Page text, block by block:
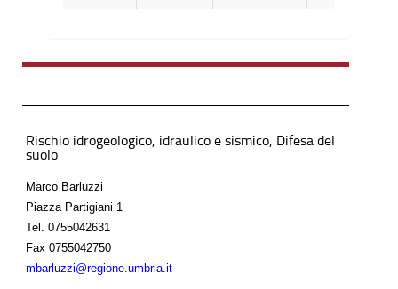
Rischio idrogeologico, idraulico e sismico, Difesa del
suolo
Marco Barluzzi
Piazza Partigiani 1
Tel.
0755042631
Fax 0755042750
mbarluzzi@regione.umbria.it